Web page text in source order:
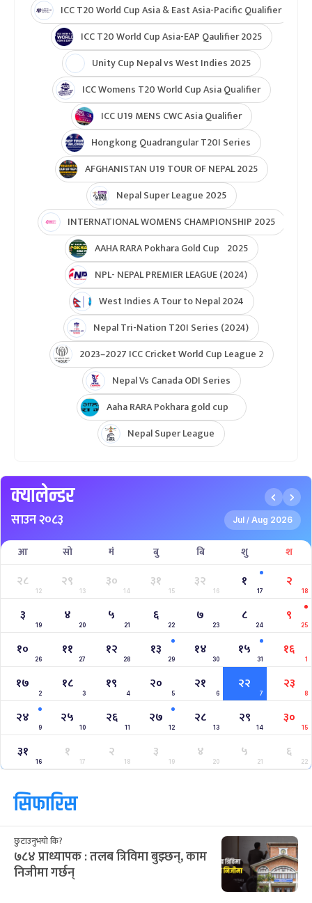
ICC T20 World Cup Asia & East Asia-Pacific Qualifier
ICC T20 World Cup Asia-EAP Qaulifier 2025
Unity Cup Nepal vs West Indies 2025
ICC Womens T20 World Cup Asia Qualifier
ICC U19 MENS CWC Asia Qualifier
Hongkong Quadrangular T20I Series
AFGHANISTAN U19 TOUR OF NEPAL 2025
Nepal Super League 2025
INTERNATIONAL WOMENS CHAMPIONSHIP 2025
AAHA RARA Pokhara Gold Cup 2025
NPL- NEPAL PREMIER LEAGUE (2024)
West Indies A Tour to Nepal 2024
Nepal Tri-Nation T20I Series (2024)
2023–2027 ICC Cricket World Cup League 2
Nepal Vs Canada ODI Series
Aaha RARA Pokhara gold cup
Nepal Super League
क्यालेन्डर
साउन २०८३ Jul / Aug 2026
आ सो मं बु बि शु श
२८
12
२९
13
३०
14
३१
15
३२
16
१
17
२
18
३
19
४
20
५
21
६
22
७
23
८
24
९
25
१०
26
११
27
१२
28
१३
29
१४
30
१५
31
१६
1
१७
2
१८
3
१९
4
२०
5
२१
6
२२
7
२३
8
२४
9
२५
10
२६
11
२७
12
२८
13
२९
14
३०
15
३१
16
१
17
२
18
३
19
४
20
५
21
६
22
सिफारिस
छुटाउनुभयो कि?
७८४ प्राध्यापक : तलब त्रिविमा बुझ्छन्, काम
निजीमा गर्छन्